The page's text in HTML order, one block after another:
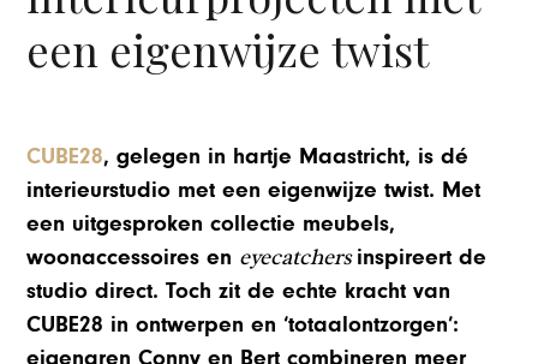
een eigenwijze twist
CUBE28, gelegen in hartje Maastricht, is dé
interieurstudio met een eigenwijze twist. Met
een uitgesproken collectie meubels,
woonaccessoires en eyecatchersinspireert de
studio direct. Toch zit de echte kracht van
CUBE28 in ontwerpen en ‘totaalontzorgen’:
eigenaren Conny en Bert combineren meer